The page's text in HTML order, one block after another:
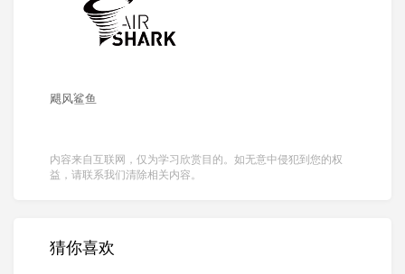
飓风鲨鱼
内容来自互联网，仅为学习欣赏目的。如无意中侵犯到您的权
益，请联系我们清除相关内容。
猜你喜欢